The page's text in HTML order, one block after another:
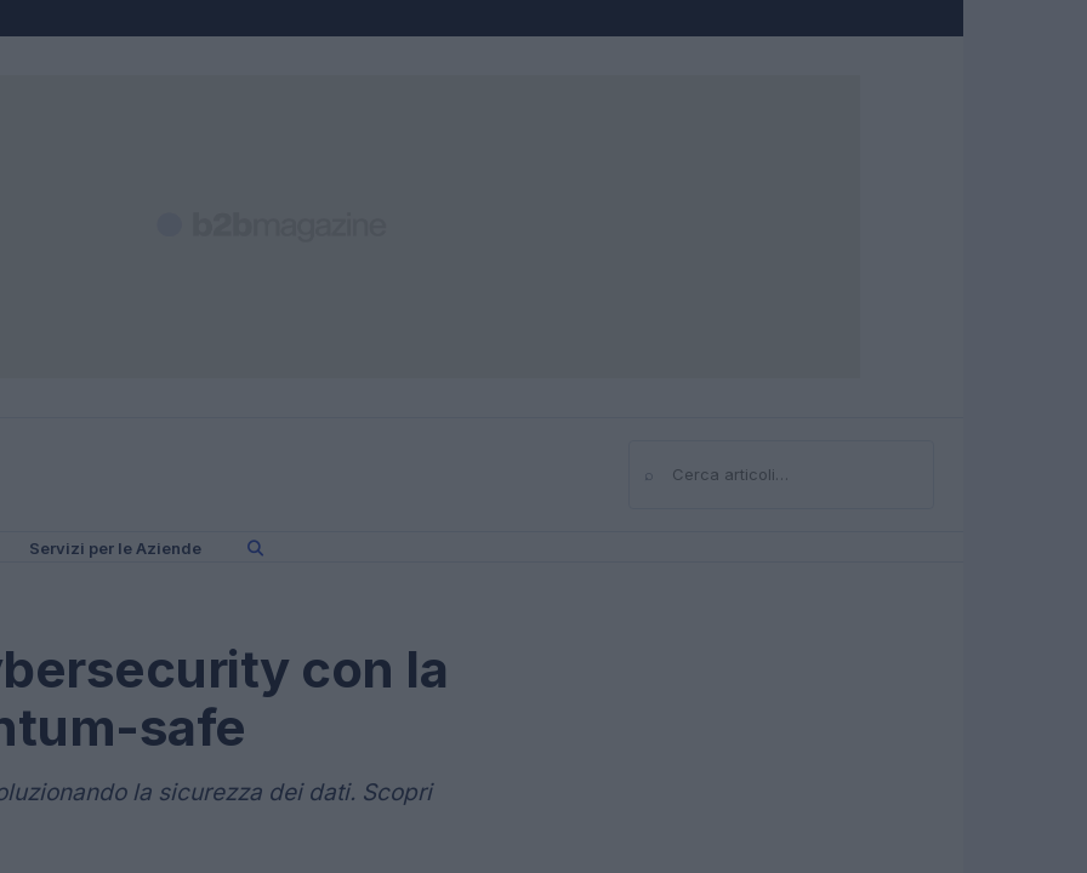
⌕Cerca
Servizi per le Aziende
con la
safe
la sicurezza dei dati. Scopri